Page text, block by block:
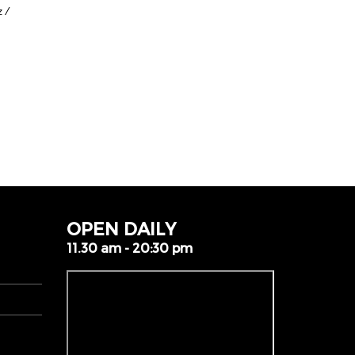
/
OPEN DAILY
11.30 am - 20:30 pm